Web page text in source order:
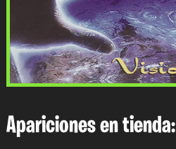
Apariciones en tienda: